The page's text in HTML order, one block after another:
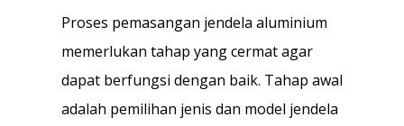
Proses pemasangan jendela aluminium
memerlukan tahap yang cermat agar
dapat berfungsi dengan baik. Tahap awal
adalah pemilihan jenis dan model jendela